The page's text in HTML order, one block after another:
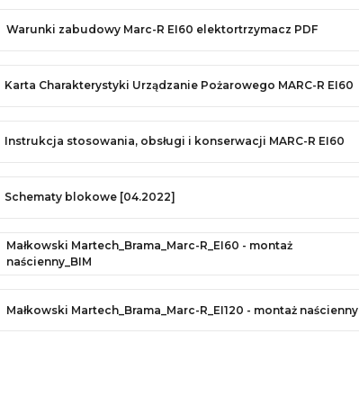
Warunki zabudowy Marc-R EI60 elektortrzymacz PDF
Karta Charakterystyki Urządzanie Pożarowego MARC-R EI60
Instrukcja stosowania, obsługi i konserwacji MARC-R EI60
Schematy blokowe [04.2022]
Małkowski Martech_Brama_Marc-R_EI60 - montaż
naścienny_BIM
Małkowski Martech_Brama_Marc-R_EI120 - montaż naścienny